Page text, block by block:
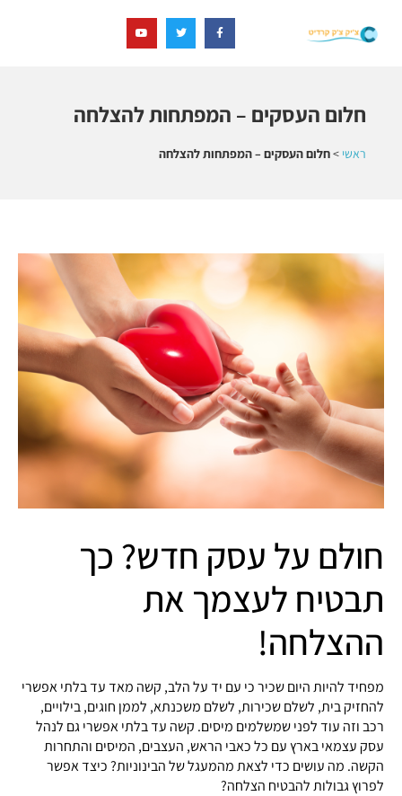
חלום העסקים – המפתחות להצלחה
ראשי >חלום העסקים – המפתחות להצלחה
חולם על עסק חדש? כך
תבטיח לעצמך את
ההצלחה!
מפחיד להיות היום שכיר כי עם יד על הלב, קשה מאד עד בלתי אפשרי
להחזיק בית, לשלם שכירות, לשלם משכנתא, לממן חוגים, בילויים,
רכב וזה עוד לפני שמשלמים מיסים. קשה עד בלתי אפשרי גם לנהל
עסק עצמאי בארץ עם כל כאבי הראש, העצבים, המיסים והתחרות
הקשה. מה עושים כדי לצאת מהמעגל של הבינוניות? כיצד אפשר
לפרוץ גבולות להבטיח הצלחה?